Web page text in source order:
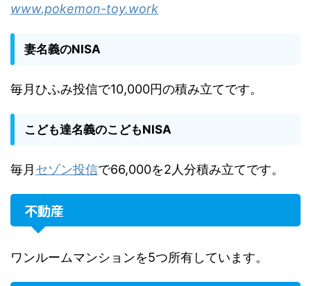
www.pokemon-toy.work
妻名義のNISA
毎月ひふみ投信で10,000円の積み立てです。
こども達名義のこどもNISA
毎月 セゾン投信で66,000を2人分積み立てです。
不動産
ワンルームマンションを5つ所有しています。